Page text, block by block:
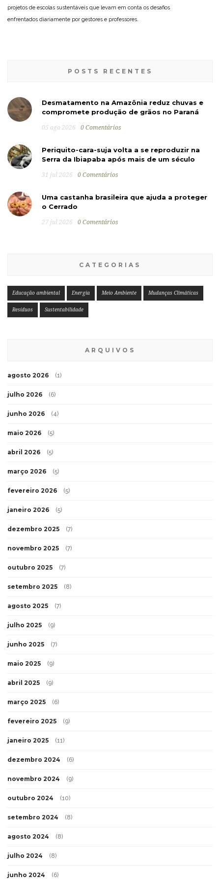
projetos de escolas sustentáveis que levam em conta os desafios
enfrentados diariamente por gestores e professores.
POSTS RECENTES
Desmatamento na Amazônia reduz chuvas e
compromete produção de grãos no Paraná
05 ago 2026 0 Comentários
Periquito-cara-suja volta a se reproduzir na
Serra da Ibiapaba após mais de um século
31 jul 2026 0 Comentários
Uma castanha brasileira que ajuda a proteger
o Cerrado
27 jul 2026 0 Comentários
CATEGORIAS
Educação ambiental Energia Meio Ambiente Mudanças Climáticas
Resíduos Sustentabilidade
ARQUIVOS
agosto 2026 (1)
julho 2026 (6)
junho 2026 (4)
maio 2026 (5)
abril 2026 (5)
março 2026 (5)
fevereiro 2026 (5)
janeiro 2026 (5)
dezembro 2025 (7)
novembro 2025 (7)
outubro 2025 (7)
setembro 2025 (8)
agosto 2025 (7)
julho 2025 (9)
junho 2025 (7)
maio 2025 (9)
abril 2025 (9)
março 2025 (6)
fevereiro 2025 (9)
janeiro 2025 (11)
dezembro 2024 (6)
novembro 2024 (9)
outubro 2024 (10)
setembro 2024 (8)
agosto 2024 (8)
julho 2024 (8)
junho 2024 (6)